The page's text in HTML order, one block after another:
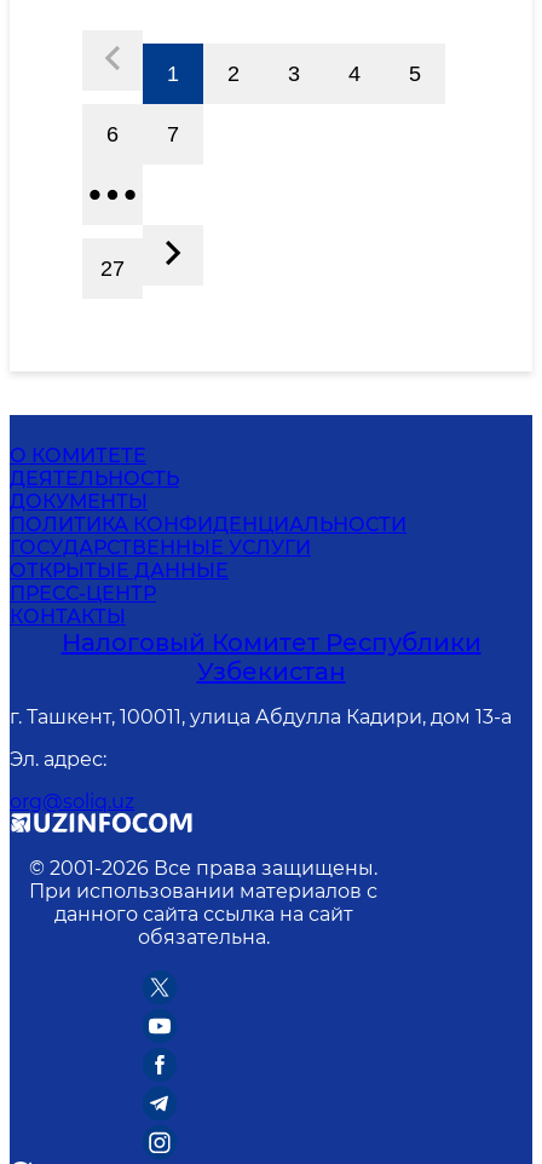
1 2 3 4 5
6 7
27
О КОМИТЕТЕ
ДЕЯТЕЛЬНОСТЬ
ДОКУМЕНТЫ
ПОЛИТИКА КОНФИДЕНЦИАЛЬНОСТИ
ГОСУДАРСТВЕННЫЕ УСЛУГИ
ОТКРЫТЫЕ ДАННЫЕ
ПРЕСС-ЦЕНТР
КОНТАКТЫ
Налоговый Комитет Республики
Узбекистан
г. Ташкент, 100011, улица Абдулла Кадири, дом 13-а
Эл. адрес:
org@soliq.uz
© 2001-2026 Все права защищены.
При использовании материалов с
данного сайта ссылка на сайт
обязательна.